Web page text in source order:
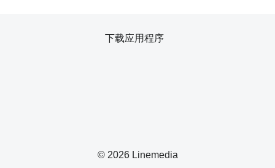
© 2026 Linemedia
下载应用程序